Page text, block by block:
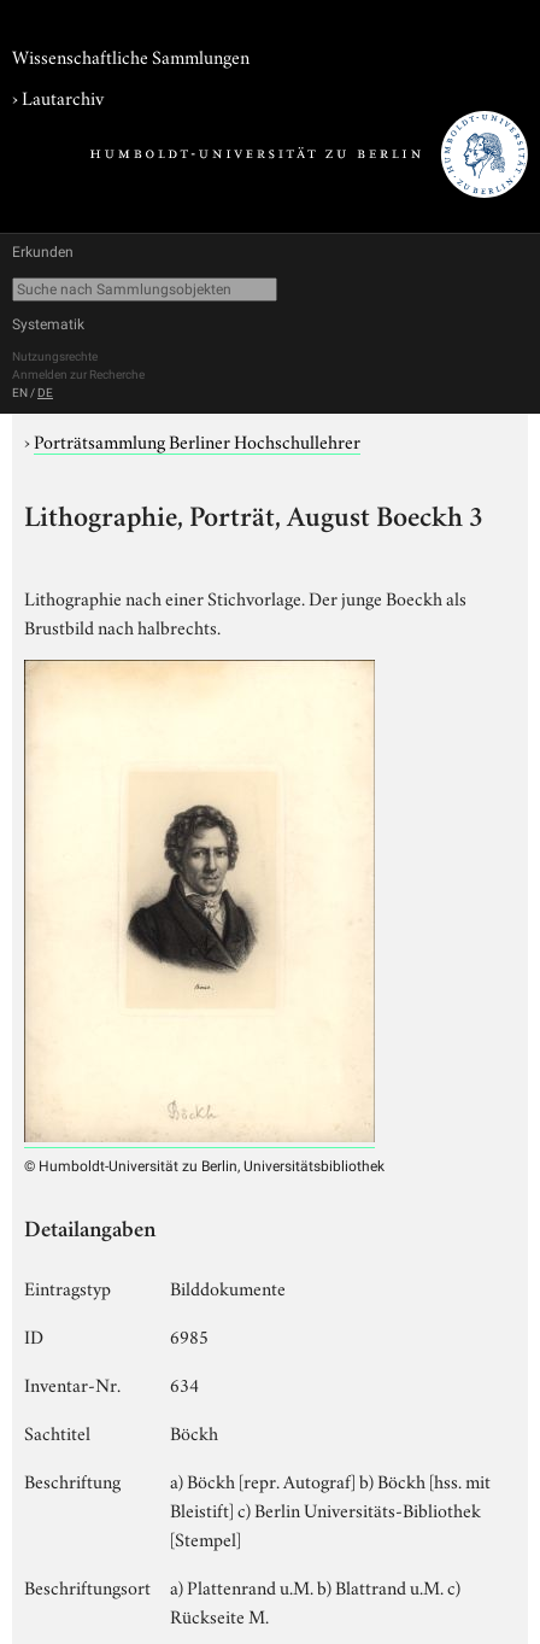
Wissenschaftliche Sammlungen
›Lautarchiv
Erkunden
Systematik
Nutzungsrechte
Anmelden zur Recherche
EN / DE
›Porträtsammlung Berliner Hochschullehrer
Lithographie, Porträt, August Boeckh 3
Lithographie nach einer Stichvorlage. Der junge Boeckh als
Brustbild nach halbrechts.
© Humboldt-Universität zu Berlin, Universitätsbibliothek
Detailangaben
Eintragstyp
Bilddokumente
ID
6985
Inventar-Nr.
634
Sachtitel
Böckh
Beschriftung
a) Böckh [repr. Autograf] b) Böckh [hss. mit
Bleistift] c) Berlin Universitäts-Bibliothek
[Stempel]
Beschriftungsort
a) Plattenrand u.M. b) Blattrand u.M. c)
Rückseite M.